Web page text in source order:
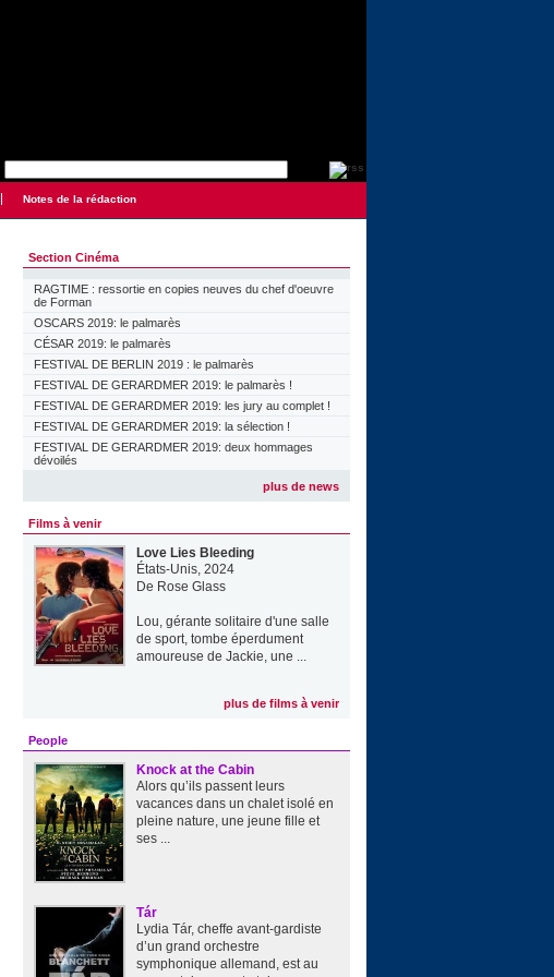
Notes de la rédaction
Section Cinéma
RAGTIME : ressortie en copies neuves du chef d'oeuvre
de Forman
OSCARS 2019: le palmarès
CÉSAR 2019: le palmarès
FESTIVAL DE BERLIN 2019 : le palmarès
FESTIVAL DE GERARDMER 2019: le palmarès !
FESTIVAL DE GERARDMER 2019: les jury au complet !
FESTIVAL DE GERARDMER 2019: la sélection !
FESTIVAL DE GERARDMER 2019: deux hommages
dévoilés
plus de news
Films à venir
Love Lies Bleeding
États-Unis, 2024
De Rose Glass
Lou, gérante solitaire d'une salle
de sport, tombe éperdument
amoureuse de Jackie, une ...
plus de films à venir
People
Knock at the Cabin
Alors qu’ils passent leurs
vacances dans un chalet isolé en
pleine nature, une jeune fille et
ses ...
Tár
Lydia Tár, cheffe avant-gardiste
d’un grand orchestre
symphonique allemand, est au